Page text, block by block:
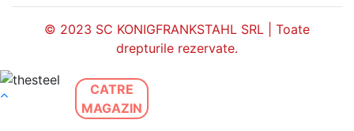
© 2023 SC KONIGFRANKSTAHL SRL | Toate
drepturile rezervate.
CATRE
MAGAZIN